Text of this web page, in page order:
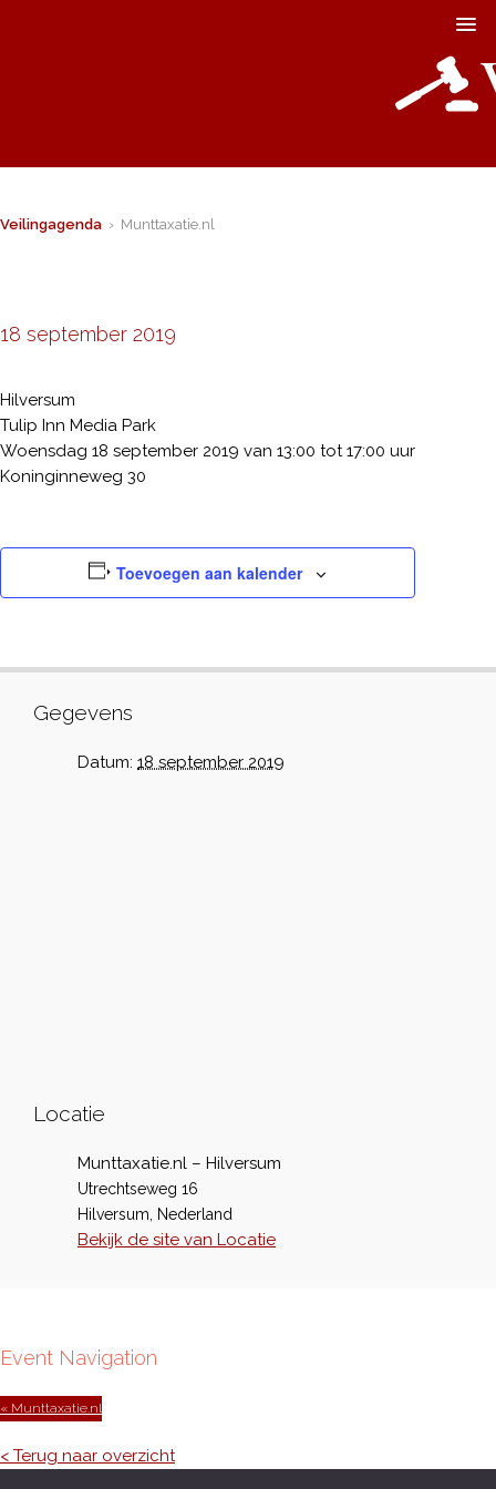
Veilingagenda › Munttaxatie.nl
18 september 2019
Hilversum
Tulip Inn Media Park
Woensdag 18 september 2019 van 13:00 tot 17:00 uur
Koninginneweg 30
Toevoegen aan kalender
Gegevens
Datum: 18 september 2019
Locatie
Munttaxatie.nl – Hilversum
Utrechtseweg 16
Hilversum
Nederland
Bekijk de site van Locatie
Event Navigation
« Munttaxatie.nl
< Terug naar overzicht